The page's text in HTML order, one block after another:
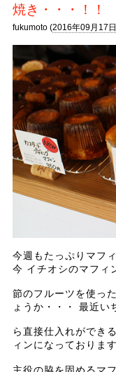
焼き・・・！！
fukumoto (2016年09月17
今週もたっぷりマフ
今 イチオシのマフィ
節のフルーツを使っ
ょうか・・・ 最近い
ら直接仕入れができ
ィンになっておりま
主役の脇を固めるマ